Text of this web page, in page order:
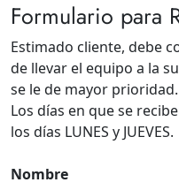
Formulario para
Estimado cliente, debe
de llevar el equipo a la
se le de mayor prioridad.
Los días en que se
los días LUNES y JUEVES.
Nombre